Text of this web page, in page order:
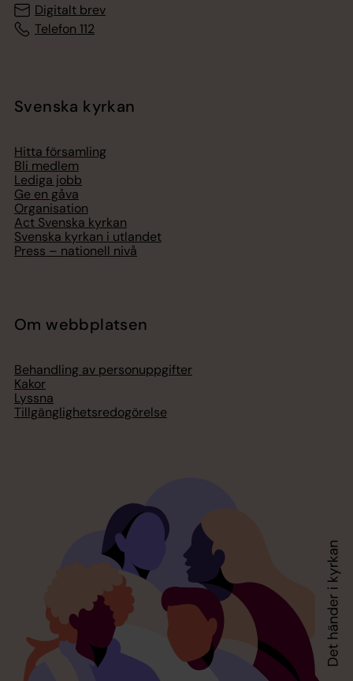
Digitalt brev
Telefon 112
Svenska kyrkan
Hitta församling
Bli medlem
Lediga jobb
Ge en gåva
Organisation
Act Svenska kyrkan
Svenska kyrkan i utlandet
Press – nationell nivå
Om webbplatsen
Behandling av personuppgifter
Kakor
Lyssna
Tillgänglighetsredogörelse